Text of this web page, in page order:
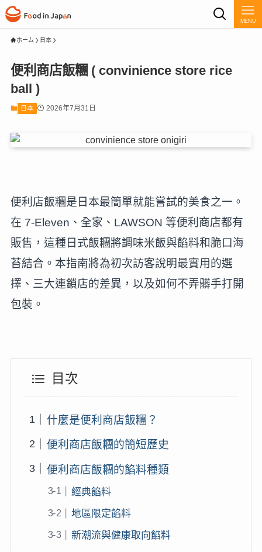
MENU
ホーム 日本
便利商店飯糰 ( convinience store rice
ball )
日本 2026年7月31日
便利店飯糰是日本最簡單就能嘗試的美食之一。
在 7-Eleven、全家、LAWSON 等便利商店都有
販售，這種日式飯糰將調味米飯與餡料和脆口海
苔結合。本指南將為初次訪客說明最實用的選
擇、三大連鎖店的差異，以及如何不弄髒手打開
包裝。
目次
什麼是便利商店飯糰？
便利商店飯糰的簡短歷史
便利商店飯糰的餡料種類
經典餡料
地區限定餡料
新潮流與健康取向餡料